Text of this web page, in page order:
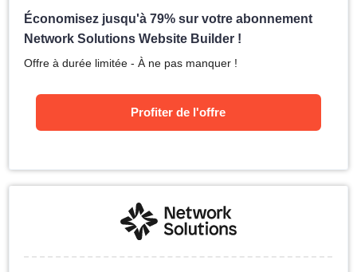
Économisez jusqu'à 79% sur votre abonnement
Network Solutions Website Builder !
Offre à durée limitée - À ne pas manquer !
Profiter de l'offre